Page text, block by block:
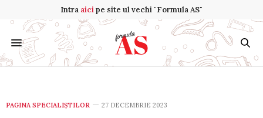
Intra aicipe site ul vechi "Formula AS"
PAGINA SPECIALIȘTILOR 27 DECEMBRIE 2023